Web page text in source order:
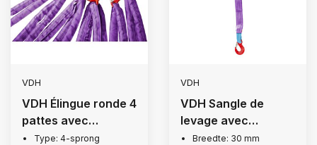
VDH
VDH Élingue ronde 4
pattes avec
crochets + linguet,
Type: 4-sprong
VDH
VDH Sangle de
levage avec
crochets à rabat, 1
Breedte: 30 mm